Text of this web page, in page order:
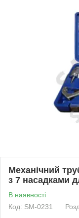
Механічний
з 7 насадками
В наявності
Код: SM-0231